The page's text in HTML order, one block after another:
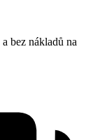
bez nákladů na